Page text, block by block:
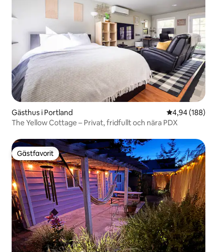
Gästhus i Portland 4,94 av 5 i
4,94 (188)
The Yellow Cottage – Privat, fridfullt och nära PDX
Gästfavorit
Gästfavorit